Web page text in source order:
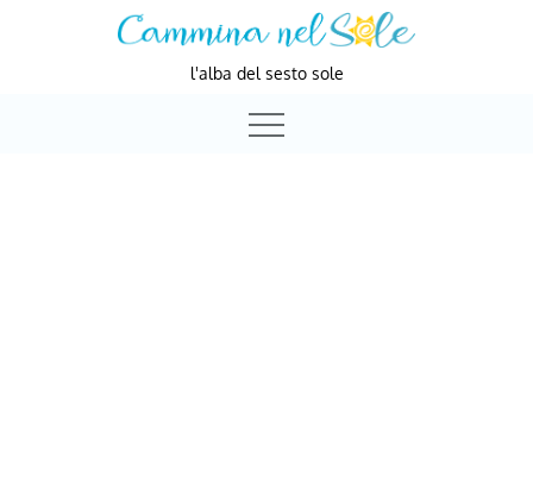
l'alba del sesto sole